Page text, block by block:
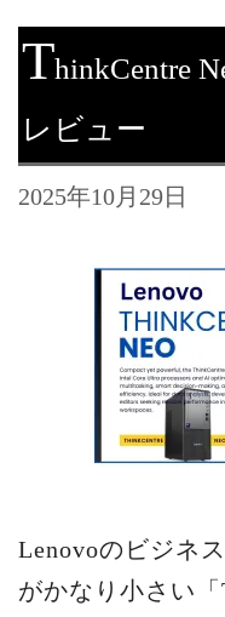
ThinkCentre
レビュー
2025年10月29日
Lenovoのビジネ
がかなり小さい